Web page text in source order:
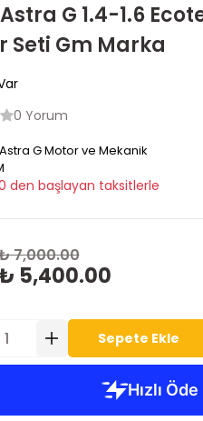
G 1.4-1.6
Seti Gm Marka
0 Yorum
Astra G Motor ve Mekanik
den başlayan taksitlerle
7,000.00
5,400.00
Sepete Ekle